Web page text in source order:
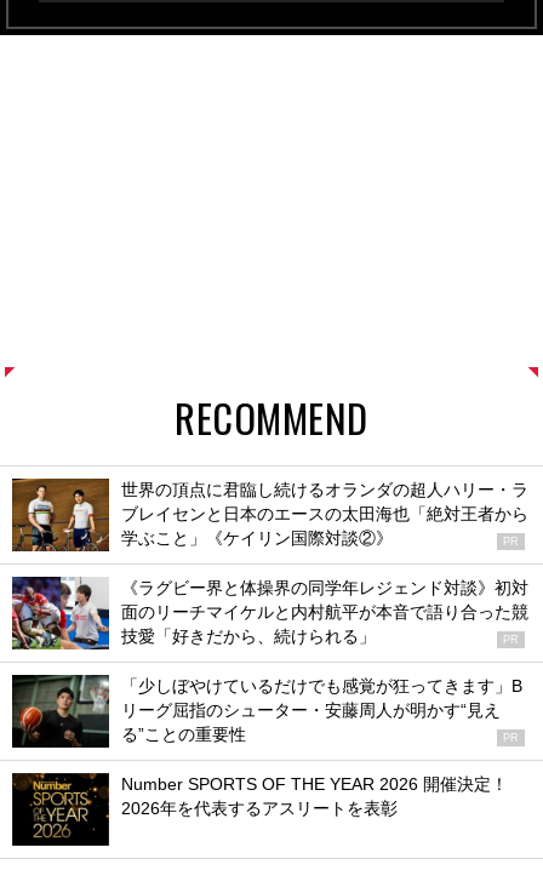
RECOMMEND
世界の頂点に君臨し続けるオランダの超人ハリー・ラ
ブレイセンと日本のエースの太田海也「絶対王者から
学ぶこと」《ケイリン国際対談②》
PR
《ラグビー界と体操界の同学年レジェンド対談》初対
面のリーチマイケルと内村航平が本音で語り合った競
技愛「好きだから、続けられる」
PR
「少しぼやけているだけでも感覚が狂ってきます」B
リーグ屈指のシューター・安藤周人が明かす“見え
る”ことの重要性
PR
Number SPORTS OF THE YEAR 2026 開催決定！
2026年を代表するアスリートを表彰